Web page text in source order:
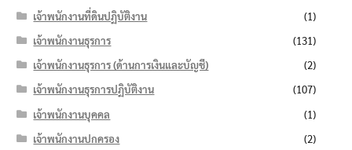
เจ้าพนักงานที่ดินปฏิบัติงาน
(1)
เจ้าพนักงานธุรการ
(131)
เจ้าพนักงานธุรการ (ด้านการเงินและบัญชี)
(2)
เจ้าพนักงานธุรการปฏิบัติงาน
(107)
เจ้าพนักงานบุคคล
(1)
เจ้าพนักงานปกครอง
(2)